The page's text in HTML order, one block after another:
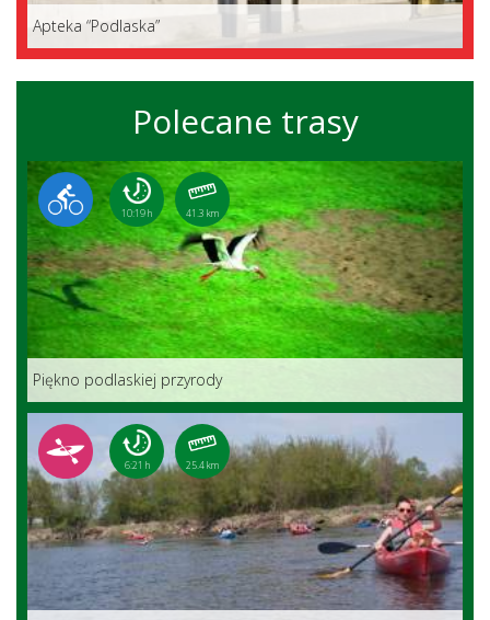
Apteka “Podlaska”
Polecane trasy
10:19 h 41.3 km
Piękno podlaskiej przyrody
6:21 h 25.4 km